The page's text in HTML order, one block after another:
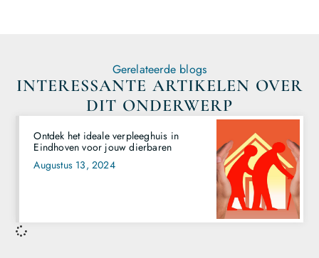
Gerelateerde blogs
INTERESSANTE ARTIKELEN OVER
DIT ONDERWERP
Ontdek het ideale verpleeghuis in
Eindhoven voor jouw dierbaren
Augustus 13, 2024